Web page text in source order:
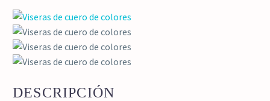
DESCRIPCIÓN